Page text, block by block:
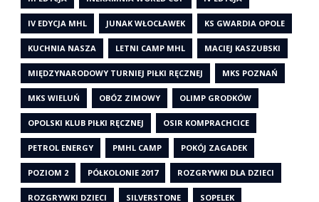
IV EDYCJA MHL JUNAK WŁOCŁAWEK KS GWARDIA OPOLE
KUCHNIA NASZA LETNI CAMP MHL MACIEJ KASZUBSKI
MIĘDZYNARODOWY TURNIEJ PIŁKI RĘCZNEJ MKS POZNAŃ
MKS WIELUŃ OBÓZ ZIMOWY OLIMP GRODKÓW
OPOLSKI KLUB PIŁKI RĘCZNEJ OSIR KOMPRACHCICE
PETROL ENERGY PMHL CAMP POKÓJ ZAGADEK
POZIOM 2 PÓŁKOLONIE 2017 ROZGRYWKI DLA DZIECI
ROZGRYWKI DZIECI SILVERSTONE SOPELEK